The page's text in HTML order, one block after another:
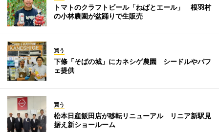
トマトのクラフトビール「ねばとエール」 根羽村
の小林農園が盆踊りで生販売
買う
下條「そばの城」にカネシゲ農園 シードルやパフ
ェ提供
買う
松本日産飯田店が移転リニューアル リニア新駅見
据え新ショールーム